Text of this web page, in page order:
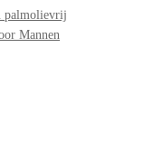
palmolievrij
Mannen